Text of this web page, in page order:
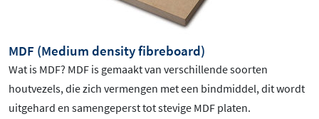
MDF (Medium density fibreboard)
Wat is MDF? MDF is gemaakt van verschillende soorten
houtvezels, die zich vermengen met een bindmiddel, dit wordt
uitgehard en samengeperst tot stevige MDF platen.